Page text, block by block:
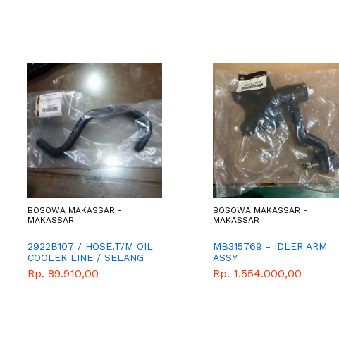
BOSOWA MAKASSAR -
MAKASSAR
2922B107 / HOSE,T/M OIL
COOLER LINE / SELANG
PENDINGIN OLI
Rp. 89.910,00
BOSOWA MAKASSAR -
MAKASSAR
MB315769 - IDLER ARM
ASSY
Rp. 1.554.000,00